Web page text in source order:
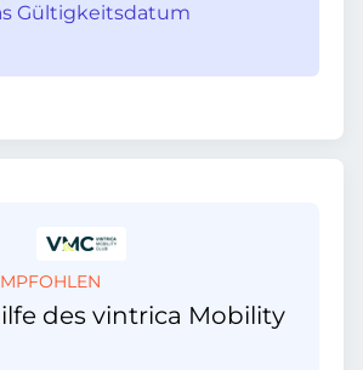
Gültigkeitsdatum
des vintrica Mobility